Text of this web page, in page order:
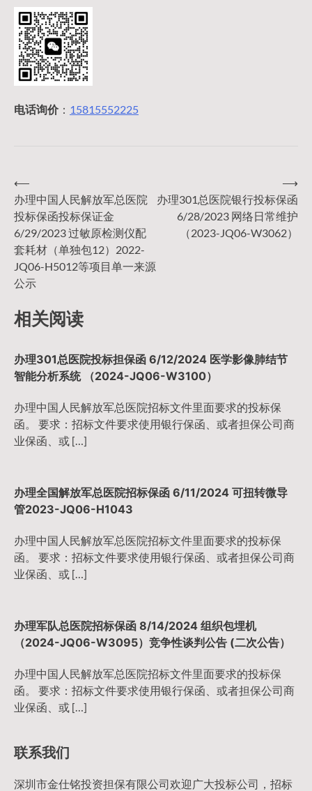
电话询价： 15815552225
文
章
导
航
⟵
办理中国人民解放军总医院
投标保函投标保证金
6/29/2023 过敏原检测仪配
套耗材（单独包12）2022-
JQ06-H5012等项目单一来源
公示
办理301总医院银行投标保函
6/28/2023 网络日常维护
（2023-JQ06-W3062）
⟶
相关阅读
办理301总医院投标担保函 6/12/2024 医学影像肺结节
智能分析系统 （2024-JQ06-W3100）
办理中国人民解放军总医院招标文件里面要求的投标保
函。 要求：招标文件要求使用银行保函、或者担保公司商
业保函、或 […]
办理全国解放军总医院招标保函 6/11/2024 可扭转微导
管2023-JQ06-H1043
办理中国人民解放军总医院招标文件里面要求的投标保
函。 要求：招标文件要求使用银行保函、或者担保公司商
业保函、或 […]
办理军队总医院招标保函 8/14/2024 组织包埋机
（2024-JQ06-W3095）竞争性谈判公告 (二次公告）
办理中国人民解放军总医院招标文件里面要求的投标保
函。 要求：招标文件要求使用银行保函、或者担保公司商
业保函、或 […]
联系我们
深圳市金仕铭投资担保有限公司欢迎广大投标公司，招标